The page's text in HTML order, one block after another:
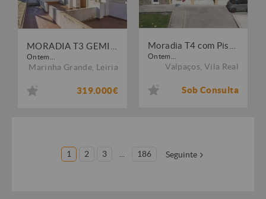
Ontem...
Marinha Grande Leiria
319.000€
Ontem...
Valpaços Vila Real
Sob Consulta
1 2 3 186 Seguinte